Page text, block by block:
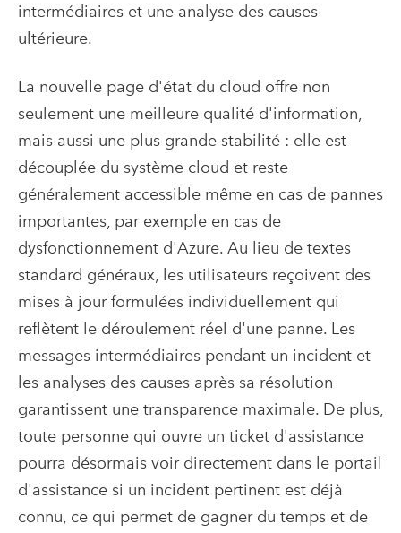
intermédiaires et une analyse des causes
ultérieure.
La nouvelle page d'état du cloud offre non
seulement une meilleure qualité d'information,
mais aussi une plus grande stabilité : elle est
découplée du système cloud et reste
généralement accessible même en cas de pannes
importantes, par exemple en cas de
dysfonctionnement d'Azure. Au lieu de textes
standard généraux, les utilisateurs reçoivent des
mises à jour formulées individuellement qui
reflètent le déroulement réel d'une panne. Les
messages intermédiaires pendant un incident et
les analyses des causes après sa résolution
garantissent une transparence maximale. De plus,
toute personne qui ouvre un ticket d'assistance
pourra désormais voir directement dans le portail
d'assistance si un incident pertinent est déjà
connu, ce qui permet de gagner du temps et de